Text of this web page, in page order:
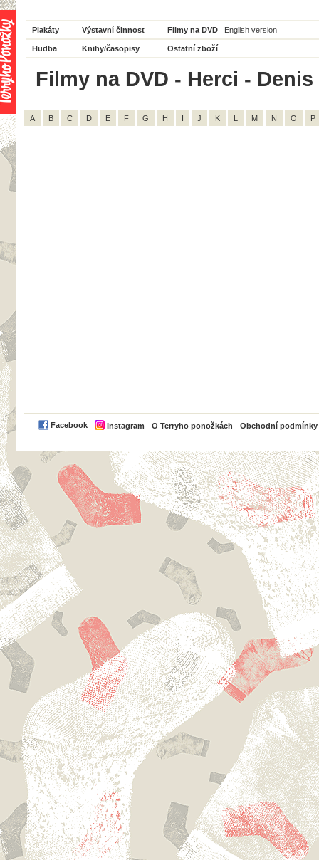
Plakáty Výstavní činnost Filmy na DVD English version
Hudba Knihy/časopisy Ostatní zboží
Filmy na DVD - Herci -
A B C D E F G H I J K L M N O P
Facebook Instagram O Terryho ponožkách Obchodní podmínky
PayPal